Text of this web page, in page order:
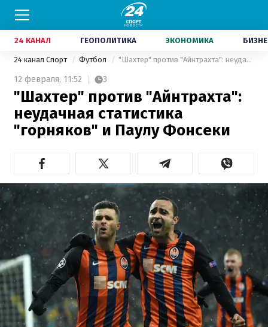
24 КАНАЛ ГЕОПОЛИТИКА ЭКОНОМИКА
24 канал Спорт Футбол "Шахтер" против "Айнтрахта": неудачная статистика "горняков" и Паулу Фонсеки
12 февраля, 11:52 3
"Шахтер" против "Айнтрахта":
неудачная статистика
"горняков" и Паулу Фонсеки